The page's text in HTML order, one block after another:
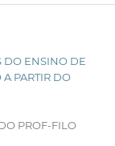
DO ENSINO DE
PARTIR DO
PROF-FILO